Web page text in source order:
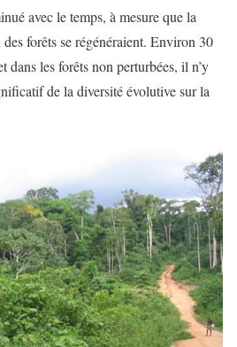
avec le temps, à mesure que la
forêts se régénéraient. Environ 30
dans les forêts non perturbées, il n’y
de la diversité évolutive sur la